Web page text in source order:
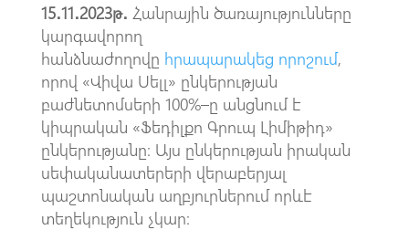
15․11․2023թ․ Հանրային ծառայությունները
կարգավորող
հանձնաժողովը հրապարակեց որոշում,
որով «Վիվա Սելլ» ընկերության
բաժնետոմսերի 100%–ը անցնում է
կիպրական «Ֆեդիլքո Գրուպ Լիմիթիդ»
ընկերությանը։ Այս ընկերության իրական
սեփականատերերի վերաբերյալ
պաշտոնական աղբյուրներում որևէ
տեղեկություն չկար։